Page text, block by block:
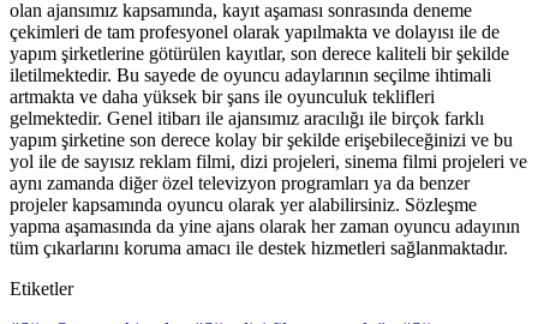
olan ajansımız kapsamında, kayıt aşaması sonrasında deneme
çekimleri de tam profesyonel olarak yapılmakta ve dolayısı ile de
yapım şirketlerine götürülen kayıtlar, son derece kaliteli bir şekilde
iletilmektedir. Bu sayede de oyuncu adaylarının seçilme ihtimali
artmakta ve daha yüksek bir şans ile oyunculuk teklifleri
gelmektedir. Genel itibarı ile ajansımız aracılığı ile birçok farklı
yapım şirketine son derece kolay bir şekilde erişebileceğinizi ve bu
yol ile de sayısız reklam filmi, dizi projeleri, sinema filmi projeleri ve
aynı zamanda diğer özel televizyon programları ya da benzer
projeler kapsamında oyuncu olarak yer alabilirsiniz. Sözleşme
yapma aşamasında da yine ajans olarak her zaman oyuncu adayının
tüm çıkarlarını koruma amacı ile destek hizmetleri sağlanmaktadır.
Etiketler